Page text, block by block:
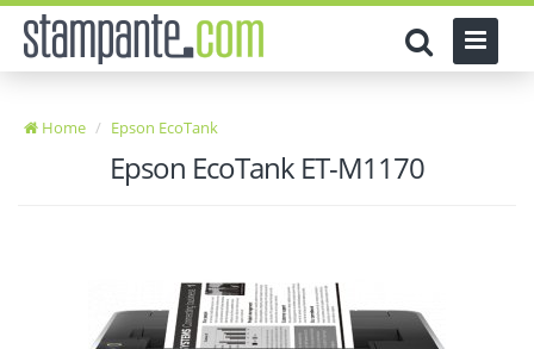
Home Epson EcoTank
Epson EcoTank ET-M1170